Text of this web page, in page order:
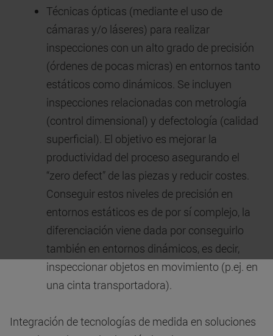
Técnicas ópticas (mediante el uso de
cámaras y/o láseres) para realizar
inspecciones con un alto grado de precisión
(órdenes de pocas micras) en entornos tanto
estáticos como dinámicos. Se incluyen
inspecciones relacionadas con metrología
(control dimensional) y defectología (calidad
superficial). El objetivo es mejorar la
productividad del proceso asegurando el
“zero defect” de las piezas y reducir costes.
Conseguir estos niveles de precisión en
entornos estáticos es de por sí complejo, la
diferenciación viene dada por conseguirlo
también en entornos dinámicos, es decir,
inspeccionar objetos en movimiento (p.ej. en
una cinta transportadora).
Integración de tecnologías de medida en soluciones